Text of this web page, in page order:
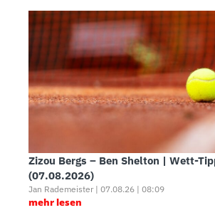
Zizou Bergs – Ben Shelton | Wett-
(07.08.2026)
Jan Rademeister | 07.08.26 | 08:09
mehr lesen